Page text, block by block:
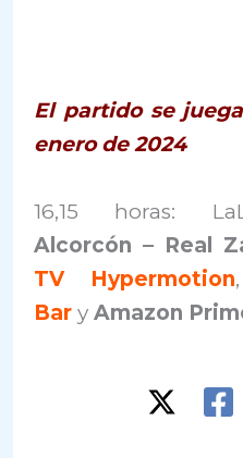
El partido se
enero de 2024
16,15 horas:
Alcorcón – Real
TV Hypermotion
Bar yAmazon